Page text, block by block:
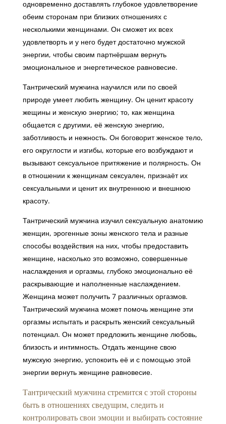
одновременно доставлять глубокое удовлетворение
обеим сторонам при близких отношениях с
несколькими женщинами. Он сможет их всех
удовлетворть и у него будет достаточно мужской
энергии, чтобы своим партнёршам вернуть
эмоциональное и энергетическое равновесие.
Тантрический мужчина научился или по своей
природе умеет любить женщину. Он ценит красоту
жещины и женскую энергию; то, как женщина
общается с другими, её женскую энергию,
заботливость и нежность. Он боговорит женское тело,
его округлости и изгибы, которые его возбуждают и
вызывают сексуальное притяжение и полярность. Он
в отношении к женщинам сексуален, признаёт их
сексуальными и ценит их внутреннюю и внешнюю
красоту.
Тантрический мужчина изучил сексуальную анатомию
женщин, эрогенные зоны женского тела и разные
способы воздействия на них, чтобы предоставить
женщине, насколько это возможно, совершенные
наслаждения и оргазмы, глубоко эмоционально её
раскрывающие и наполненные наслаждением.
Женщина может получить 7 различных оргазмов.
Тантрический мужчина может помочь женщине эти
оргазмы испытать и раскрыть женский сексуальный
потенциал. Он может предложить женщине любовь,
близость и интимность. Отдать женщине свою
мужскую энергию, успокоить её и с помощью этой
энергии вернуть женщине равновесие.
Тантрический мужчина стремится с этой стороны
быть в отношениях сведущим, следить и
контролировать свои эмоции и выбирать состояние